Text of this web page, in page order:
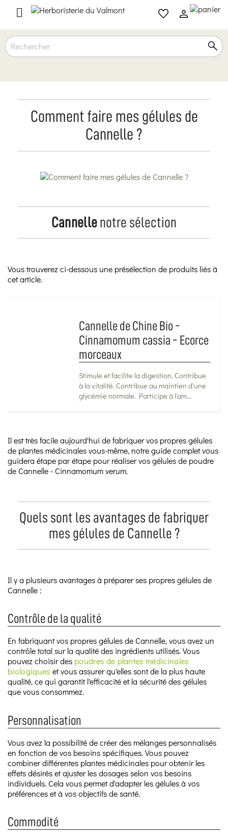

Comment faire mes gélules de
Cannelle ?
Cannelle notre sélection
Vous trouverez ci-dessous une présélection de produits liés à
cet article.
Cannelle de Chine Bio -
Cinnamomum cassia - Ecorce
morceaux
Stimule et facilite la digestion. Contribue
à la vitalité. Contribue au maintien d'une
glycémie normale. Participe à l'am...
Il est très facile aujourd'hui de fabriquer vos propres gélules
de plantes médicinales vous-même, notre guide complet vous
guidera étape par étape pour réaliser vos gélules de poudre
de Cannelle - Cinnamomum verum.
Quels sont les avantages de fabriquer
mes gélules de Cannelle ?
Il y a plusieurs avantages à préparer ses propres gélules de
Cannelle :
Contrôle de la qualité
En fabriquant vos propres gélules de Cannelle, vous avez un
contrôle total sur la qualité des ingrédients utilisés. Vous
pouvez choisir des poudres de plantes médicinales
biologiques et vous assurer qu'elles sont de la plus haute
qualité, ce qui garantit l'efficacité et la sécurité des gélules
que vous consommez.
Personnalisation
Vous avez la possibilité de créer des mélanges personnalisés
en fonction de vos besoins spécifiques. Vous pouvez
combiner différentes plantes médicinales pour obtenir les
effets désirés et ajuster les dosages selon vos besoins
individuels. Cela vous permet d'adapter les gélules à vos
préférences et à vos objectifs de santé.
Commodité